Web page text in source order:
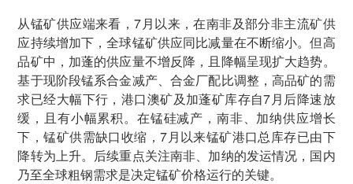
从锰矿供应端来看，7月以来，在南非及部分非主流矿供
应持续增加下，全球锰矿供应同比减量在不断缩小。但高
品矿中，加蓬的供应量不增反降，且降幅呈现扩大趋势。
基于现阶段锰系合金减产、合金厂配比调整，高品矿的需
求已经大幅下行，港口澳矿及加蓬矿库存自7月后降速放
缓，且有小幅累积。在锰硅减产，南非、加纳供应增长
下，锰矿供需缺口收缩，7月以来锰矿港口总库存已由下
降转为上升。后续重点关注南非、加纳的发运情况，国内
乃至全球粗钢需求是决定锰矿价格运行的关键。